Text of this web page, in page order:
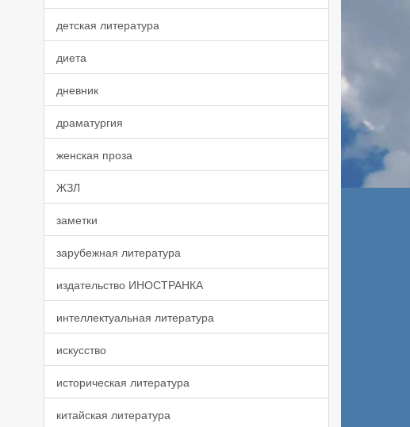
детская литература
диета
дневник
драматургия
женская проза
ЖЗЛ
заметки
зарубежная литература
издательство ИНОСТРАНКА
интеллектуальная литература
искусство
историческая литература
китайская литература